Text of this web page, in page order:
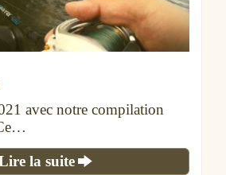
avec notre compilation
la suite